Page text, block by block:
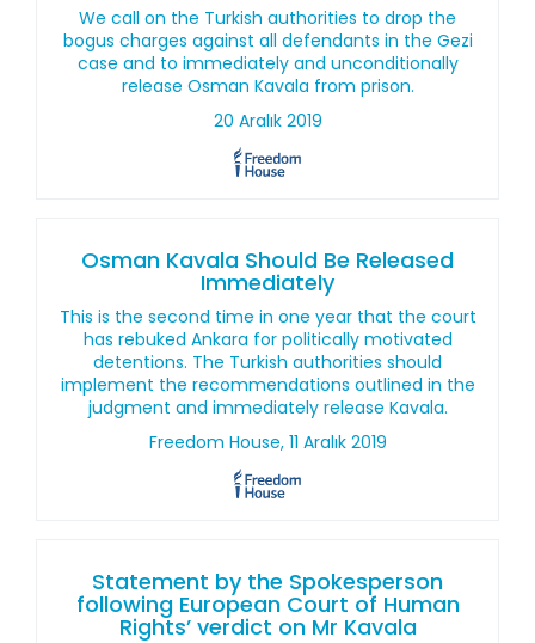
We call on the Turkish authorities to drop the
bogus charges against all defendants in the Gezi
case and to immediately and unconditionally
release Osman Kavala from prison.
20 Aralık 2019
Osman Kavala Should Be Released
Immediately
This is the second time in one year that the court
has rebuked Ankara for politically motivated
detentions. The Turkish authorities should
implement the recommendations outlined in the
judgment and immediately release Kavala.
Freedom House, 11 Aralık 2019
Statement by the Spokesperson
following European Court of Human
Rights’ verdict on Mr Kavala